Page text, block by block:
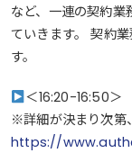
など、一連の契約業
ていきます。 契約
す。
＜16:20-16:50＞
※詳細が決まり次第
https://